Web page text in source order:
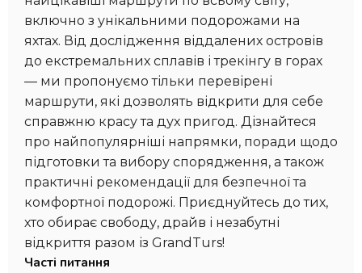
включно з унікальними подорожами на
яхтах. Від дослідження віддалених островів
до екстремальних сплавів і трекінгу в горах
— ми пропонуємо тільки перевірені
маршрути, які дозволять відкрити для себе
справжню красу та дух пригод. Дізнайтеся
про найпопулярніші напрямки, поради щодо
підготовки та вибору спорядження, а також
практичні рекомендації для безпечної та
комфортної подорожі. Приєднуйтесь до тих,
хто обирає свободу, драйв і незабутні
відкриття разом із GrandTurs!
Часті питання